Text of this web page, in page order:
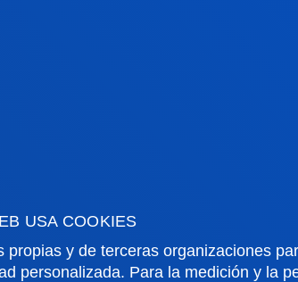
USA COOKIES
propias y de terceras organizaciones
personalizada. Para la medición y la